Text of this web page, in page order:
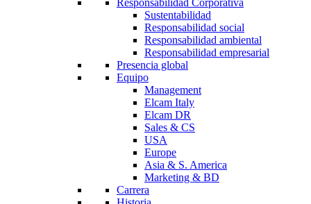
Responsabilidad Corporativa
Sustentabilidad
Responsabilidad social
Responsabilidad ambiental
Responsabilidad empresarial
Presencia global
Equipo
Management
Elcam Italy
Elcam DR
Sales & CS
USA
Europe
Asia & S. America
Marketing & BD
Carrera